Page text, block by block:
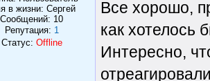
в жизни: Сергей
Сообщений: 10
Репутация: 1
Статус: Offline
Все хорошо,
как хотелось
Интересно,